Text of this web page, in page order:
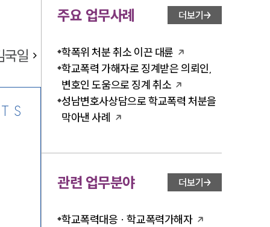
국일
주요 업무사례 더보기
학폭위 처분 취소 이끈 대륜
학교폭력 가해자로 징계받은 의뢰인,
변호인 도움으로 징계 취소
성남변호사상담으로 학교폭력 처분을
막아낸 사례
관련 업무분야 더보기
학교폭력대응 · 학교폭력가해자